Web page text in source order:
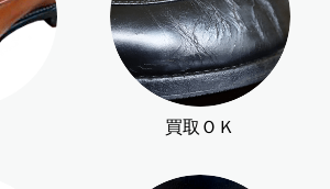
買取ＯＫ